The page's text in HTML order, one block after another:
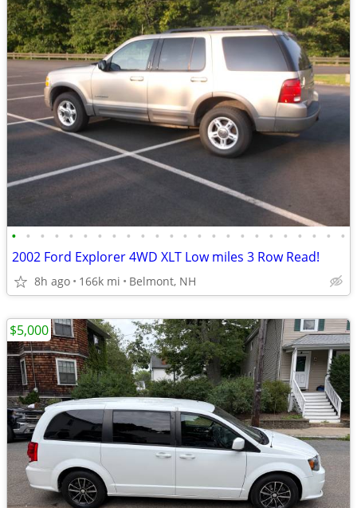
• • • • • • • • • • • • • • • • • • • • • • • •
2002 Ford Explorer 4WD XLT Low miles 3 Row Read!
8h ago 166k mi Belmont, NH
$5,000